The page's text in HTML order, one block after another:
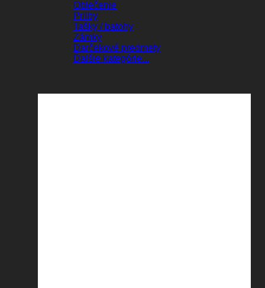
Oblečenie
Prilby
Tašky / batohy
Zámky
Darčekové predmety
Ďalšie kategórie...